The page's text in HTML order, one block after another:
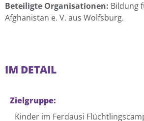
Beteiligte Organisationen: Bildung
Afghanistan e. V. aus Wolfsburg.
IM DETAIL
Zielgruppe:
Kinder im Ferdausi